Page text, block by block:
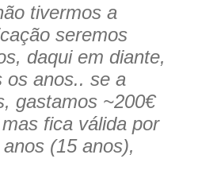
tivermos a
seremos
daqui em diante,
os anos.. se a
gastamos ~200€
fica válida por
(15 anos),